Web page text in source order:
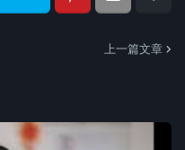
上一篇文章